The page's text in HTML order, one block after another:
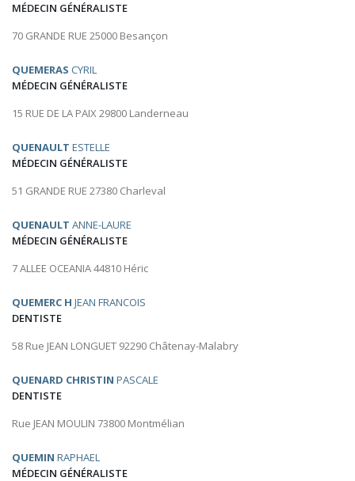
MÉDECIN GÉNÉRALISTE
70 GRANDE RUE 25000 Besançon
QUEMERAS CYRIL
MÉDECIN GÉNÉRALISTE
15 RUE DE LA PAIX 29800 Landerneau
QUENAULT ESTELLE
MÉDECIN GÉNÉRALISTE
51 GRANDE RUE 27380 Charleval
QUENAULT ANNE-LAURE
MÉDECIN GÉNÉRALISTE
7 ALLEE OCEANIA 44810 Héric
QUEMERC H JEAN FRANCOIS
DENTISTE
58 Rue JEAN LONGUET 92290 Châtenay-Malabry
QUENARD CHRISTIN PASCALE
DENTISTE
Rue JEAN MOULIN 73800 Montmélian
QUEMIN RAPHAEL
MÉDECIN GÉNÉRALISTE